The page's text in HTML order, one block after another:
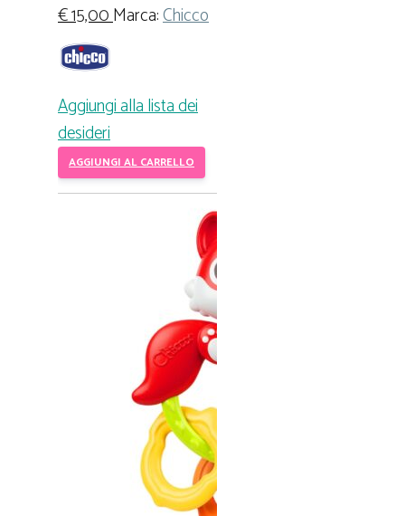
€15,00Marca:Chicco
Aggiungi alla lista dei
desideri
AGGIUNGI AL CARRELLO